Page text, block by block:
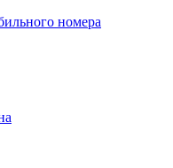
номера